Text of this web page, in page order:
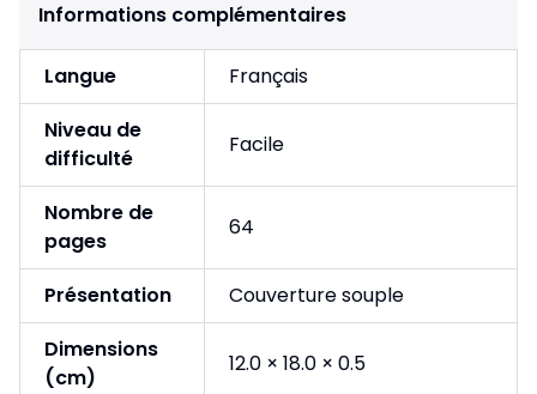
Informations complémentaires
Langue
Français
Niveau de
difficulté
Facile
Nombre de
pages
64
Présentation
Couverture souple
Dimensions
(cm)
12.0 × 18.0 × 0.5